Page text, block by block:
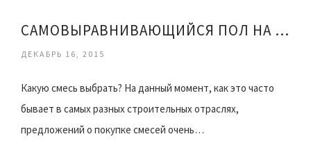
САМОВЫРАВНИВАЮЩИЙСЯ ПОЛ НА ГИДРОИЗОЛЯЦИЮ
ДЕКАБРЬ 16, 2015
Какую смесь выбрать? На данный момент, как это часто
бывает в самых разных строительных отраслях,
предложений о покупке смесей очень…